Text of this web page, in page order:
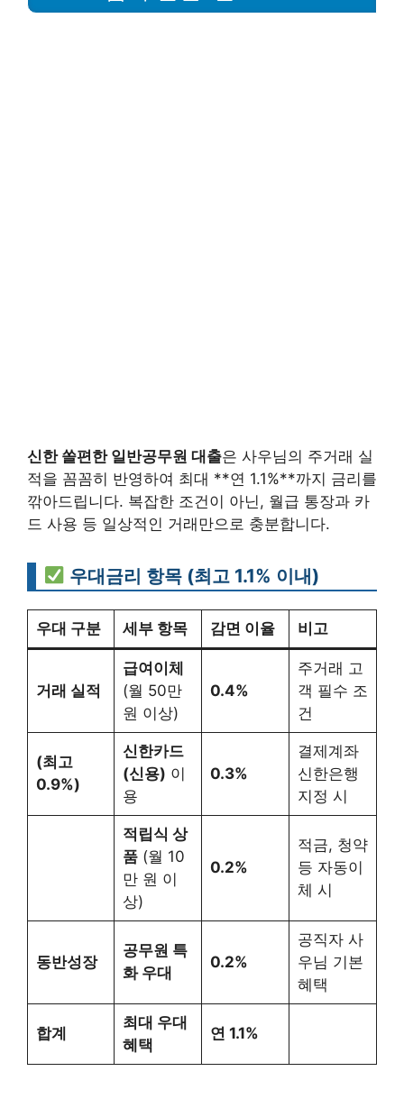
신한 쏠편한 일반공무원 대출은 사우님의 주거래 실
적을 꼼꼼히 반영하여 최대 **연 1.1%**까지 금리를
깎아드립니다. 복잡한 조건이 아닌, 월급 통장과 카
드 사용 등 일상적인 거래만으로 충분합니다.
우대금리 항목 (최고 1.1% 이내)
우대 구분 세부 항목 감면 이율 비고
거래 실적
급여이체
(월 50만
원 이상)
0.4%
주거래 고
객 필수 조
건
(최고
0.9%)
신한카드
(신용) 이
용
0.3%
결제계좌
신한은행
지정 시
적립식 상
품(월 10
만 원 이
상)
0.2%
적금, 청약
등 자동이
체 시
동반성장
공무원 특
화 우대
0.2%
공직자 사
우님 기본
혜택
합계
최대 우대
혜택
연 1.1%